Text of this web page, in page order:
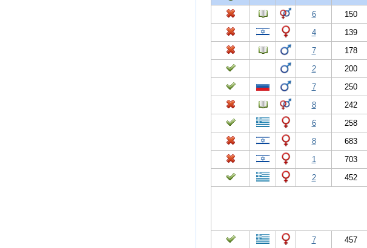
150
6
139
4
178
7
200
2
250
7
242
8
258
6
683
8
703
1
452
2
457
7